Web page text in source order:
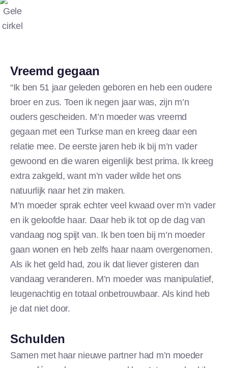
Vreemd gegaan
“Ik ben 51 jaar geleden geboren en heb een oudere
broer en zus. Toen ik negen jaar was, zijn m’n
ouders gescheiden. M’n moeder was vreemd
gegaan met een Turkse man en kreeg daar een
relatie mee. De eerste jaren heb ik bij m’n vader
gewoond en die waren eigenlijk best prima. Ik kreeg
extra zakgeld, want m’n vader wilde het ons
natuurlijk naar het zin maken.
M’n moeder sprak echter veel kwaad over m’n vader
en ik geloofde haar. Daar heb ik tot op de dag van
vandaag nog spijt van. Ik ben toen bij m’n moeder
gaan wonen en heb zelfs haar naam overgenomen.
Als ik het geld had, zou ik dat liever gisteren dan
vandaag veranderen. M’n moeder was manipulatief,
leugenachtig en totaal onbetrouwbaar. Als kind heb
je dat niet door.
Schulden
Samen met haar nieuwe partner had m’n moeder